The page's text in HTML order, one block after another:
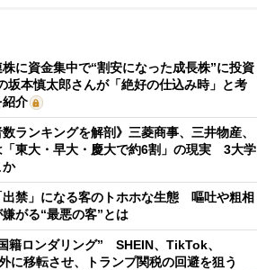
に資金集中で“割安になった成長株”に投資
本慎太郎さんが「絶好の仕込み時」と考
紹介
数ランキングを解剖》三菱商事、三井物産、
「東大・早大・慶大で約6割」の現実 3大学
か
出禁」になる客のトホホな生態 嘔吐や粗相
がる“最悪の客”とは
籍ロンダリング” SHEIN、TikTok、
に移転させ、トランプ関税の回避を狙う